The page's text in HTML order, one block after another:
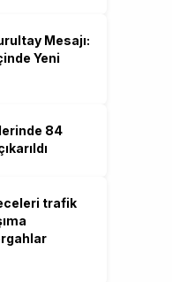
Mesajı:
Yeni
84
trafik